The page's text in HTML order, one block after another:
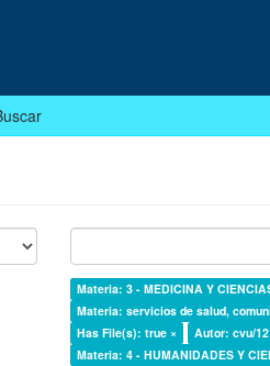
Materia: 3 - MEDICINA Y
Materia: servicios de salud,
Has File(s): true ×
Autor: cvu/
Materia: 4 - HUMANIDADES Y